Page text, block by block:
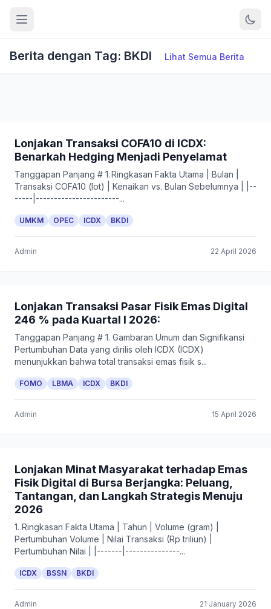
Berita dengan Tag: BKDI Lihat Semua Berita
Lonjakan Transaksi COFA10 di ICDX:
Benarkah Hedging Menjadi Penyelamat
Tanggapan Panjang # 1. Ringkasan Fakta Utama | Bulan |
Transaksi COFA10 (lot) | Kenaikan vs. Bulan Sebelumnya | |--
-----|-----------------------...
UMKM OPEC ICDX BKDI
Admin 22 April 2026
Lonjakan Transaksi Pasar Fisik Emas Digital
246 % pada Kuartal I 2026:
Tanggapan Panjang # 1. Gambaran Umum dan Signifikansi
Pertumbuhan Data yang dirilis oleh ICDX (ICDX)
menunjukkan bahwa total transaksi emas fisik s...
FOMO LBMA ICDX BKDI
Admin 15 April 2026
Lonjakan Minat Masyarakat terhadap Emas
Fisik Digital di Bursa Berjangka: Peluang,
Tantangan, dan Langkah Strategis Menuju
2026
1. Ringkasan Fakta Utama | Tahun | Volume (gram) |
Pertumbuhan Volume | Nilai Transaksi (Rp triliun) |
Pertumbuhan Nilai | |-------|---------------...
ICDX BSSN BKDI
Admin 21 January 2026